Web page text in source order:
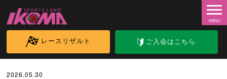
レースリザルト ご入会はこちら
2026.05.30